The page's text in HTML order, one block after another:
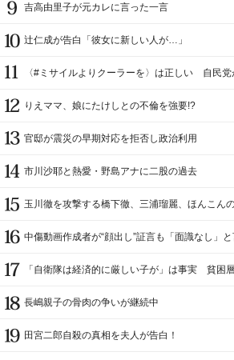
吉高由里子が元カレに言った一言
辻仁成が告白「彼女に新しい人が…」
〈#ミサイルよりクーラーを〉は正しい 自民
りえママ、娘にたけしとの不倫を強要!?
官邸が震災の早期対応を拒否し政治利用
市川沙耶と熱愛・野島アナに二股の過去
玉川徹を攻撃する橋下徹、三浦瑠麗、ほんこん
中傷動画作成者が“顔出し”証言も「面識なし」
「自衛隊は経済的に厳しい子が」は事実 貧困
長嶋親子の骨肉の争いが継続中
田宮二郎自殺の真相を夫人が告白！